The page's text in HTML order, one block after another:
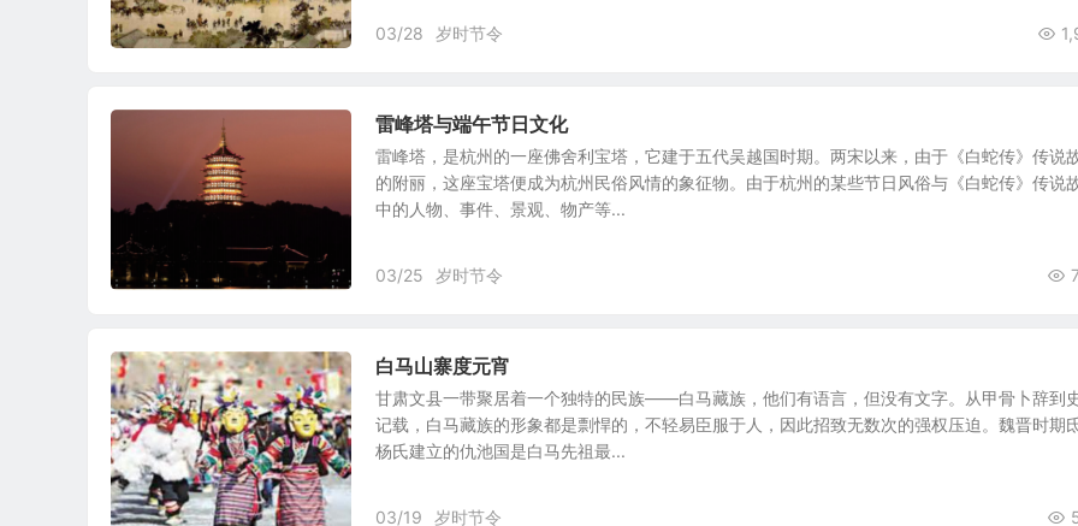
03/28 岁时节令
雷峰塔与端午节日文化
雷峰塔，是杭州的一座佛舍利宝塔，它建于五代吴越国时期。两宋以来，由于《白蛇传》传说
的附丽，这座宝塔便成为杭州民俗风情的象征物。由于杭州的某些节日风俗与《白蛇传》传说
中的人物、事件、景观、物产等...
03/25 岁时节令
白马山寨度元宵
甘肃文县一带聚居着一个独特的民族——白马藏族，他们有语言，但没有文字。从甲骨卜辞到
记载，白马藏族的形象都是剽悍的，不轻易臣服于人，因此招致无数次的强权压迫。魏晋时期
杨氏建立的仇池国是白马先祖最...
03/19 岁时节令